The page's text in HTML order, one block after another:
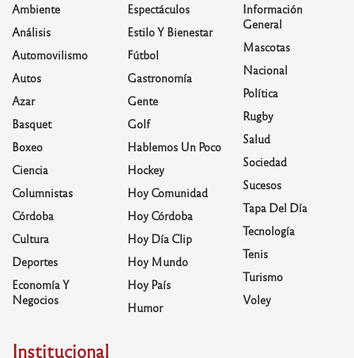
Ambiente
Análisis
Automovilismo
Autos
Azar
Basquet
Boxeo
Ciencia
Columnistas
Córdoba
Cultura
Deportes
Economía Y
Negocios
Espectáculos
Estilo Y Bienestar
Fútbol
Gastronomía
Gente
Golf
Hablemos Un Poco
Hockey
Hoy Comunidad
Hoy Córdoba
Hoy Día Clip
Hoy Mundo
Hoy País
Humor
Información
General
Mascotas
Nacional
Política
Rugby
Salud
Sociedad
Sucesos
Tapa Del Día
Tecnología
Tenis
Turismo
Voley
Institucional